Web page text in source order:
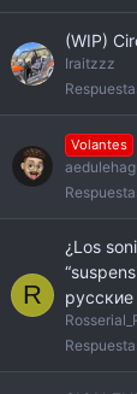
(WIP)
Iraitzzz
Volantes
R
¿Los